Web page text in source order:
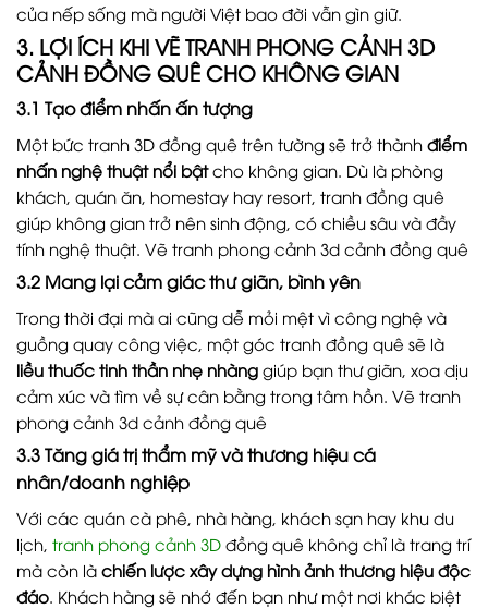
của nếp sống mà người Việt bao đời vẫn gìn giữ.
3. LỢI ÍCH KHI VẼ TRANH PHONG CẢNH 3D
CẢNH ĐỒNG QUÊ CHO KHÔNG GIAN
3.1 Tạo điểm nhấn ấn tượng
Một bức tranh 3D đồng quê trên tường sẽ trở thành điểm
nhấn nghệ thuật nổi bậtcho không gian. Dù là phòng
khách, quán ăn, homestay hay resort, tranh đồng quê
giúp không gian trở nên sinh động, có chiều sâu và đầy
tính nghệ thuật. Vẽ tranh phong cảnh 3d cảnh đồng quê
3.2 Mang lại cảm giác thư giãn, bình yên
Trong thời đại mà ai cũng dễ mỏi mệt vì công nghệ và
guồng quay công việc, một góc tranh đồng quê sẽ là
liều thuốc tinh thần nhẹ nhàng giúp bạn thư giãn, xoa dịu
cảm xúc và tìm về sự cân bằng trong tâm hồn. Vẽ tranh
phong cảnh 3d cảnh đồng quê
3.3 Tăng giá trị thẩm mỹ và thương hiệu cá
nhân/doanh nghiệp
Với các quán cà phê, nhà hàng, khách sạn hay khu du
lịch, tranh phong cảnh 3D đồng quê không chỉ là trang trí
mà còn là chiến lược xây dựng hình ảnh thương hiệu độc
đáo. Khách hàng sẽ nhớ đến bạn như một nơi khác biệt